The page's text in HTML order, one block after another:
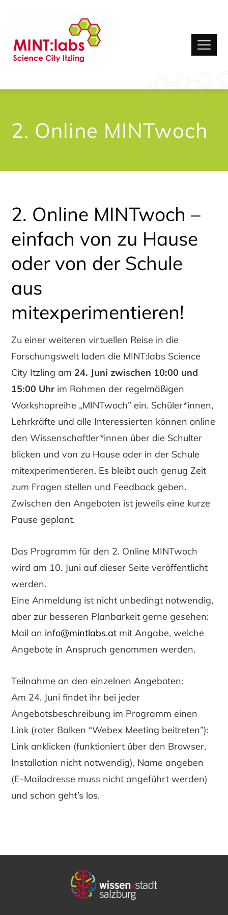
2. Online MINTwoch
2. Online MINTwoch –
einfach von zu Hause
oder von der Schule
aus
mitexperimentieren!
Zu einer weiteren virtuellen Reise in die
Forschungswelt laden die MINT:labs Science
City Itzling am 24. Juni zwischen 10:00 und
15:00 Uhr im Rahmen der regelmäßigen
Workshopreihe „MINTwoch” ein. Schüler*innen,
Lehrkräfte und alle Interessierten können online
den Wissenschaftler*innen über die Schulter
blicken und von zu Hause oder in der Schule
mitexperimentieren. Es bleibt auch genug Zeit
zum Fragen stellen und Feedback geben.
Zwischen den Angeboten ist jeweils eine kurze
Pause geplant.
Das Programm für den 2. Online MINTwoch
wird am 10. Juni auf dieser Seite veröffentlicht
werden.
Eine Anmeldung ist nicht unbedingt notwendig,
aber zur besseren Planbarkeit gerne gesehen:
Mail an info@mintlabs.at mit Angabe, welche
Angebote in Anspruch genommen werden.
Teilnahme an den einzelnen Angeboten:
Am 24. Juni findet ihr bei jeder
Angebotsbeschreibung im Programm einen
Link (roter Balken “Webex Meeting beitreten”):
Link anklicken (funktioniert über den Browser,
Installation nicht notwendig), Name angeben
(E-Mailadresse muss nicht angeführt werden)
und schon geht’s los.